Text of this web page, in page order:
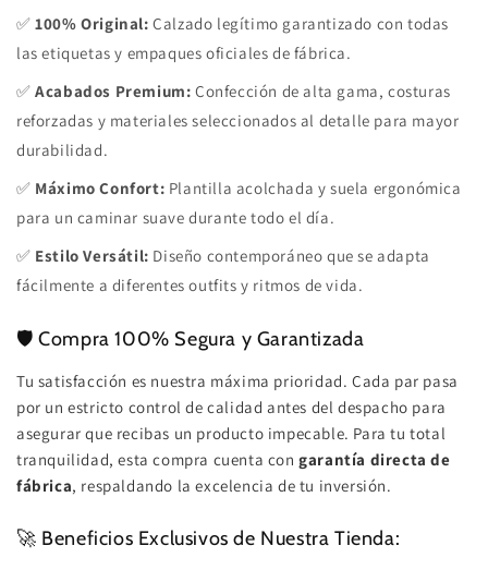
✅100% Original: Calzado legítimo garantizado con todas
las etiquetas y empaques oficiales de fábrica.
✅Acabados Premium: Confección de alta gama, costuras
reforzadas y materiales seleccionados al detalle para mayor
durabilidad.
✅ Máximo Confort: Plantilla acolchada y suela ergonómica
para un caminar suave durante todo el día.
✅ Estilo Versátil: Diseño contemporáneo que se adapta
fácilmente a diferentes outfits y ritmos de vida.
🛡️ Compra 100% Segura y Garantizada
Tu satisfacción es nuestra máxima prioridad. Cada par pasa
por un estricto control de calidad antes del despacho para
asegurar que recibas un producto impecable. Para tu total
tranquilidad, esta compra cuenta congarantía directa de
fábrica, respaldando la excelencia de tu inversión.
🚀 Beneficios Exclusivos de Nuestra Tienda: